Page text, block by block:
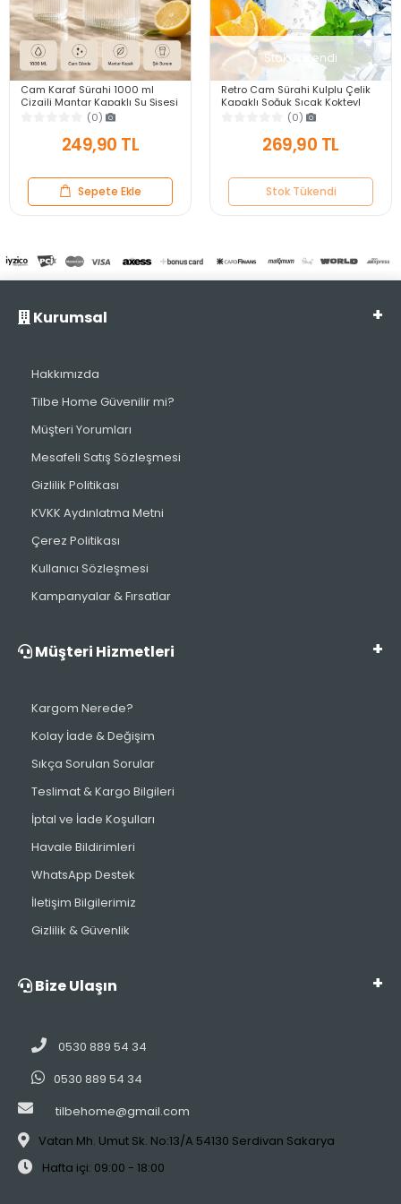
Cam Karaf Sürahi 1000 ml
Çizgili Mantar Kapaklı Su Şişesi
Başucu Sürahisi Still Cam
(0)
249,90 TL
Sepete Ekle
Stok Tükendi
Retro Cam Sürahi Kulplu Çelik
Kapaklı Soğuk Sıcak Kokteyl
Meşrubat Borosilikat Cam
Sürahisi 1500 ml
(0)
269,90 TL
Stok Tükendi
Kurumsal
Hakkımızda
Tilbe Home Güvenilir mi?
Müşteri Yorumları
Mesafeli Satış Sözleşmesi
Gizlilik Politikası
KVKK Aydınlatma Metni
Çerez Politikası
Kullanıcı Sözleşmesi
Kampanyalar & Fırsatlar
Müşteri Hizmetleri
Kargom Nerede?
Kolay İade & Değişim
Sıkça Sorulan Sorular
Teslimat & Kargo Bilgileri
İptal ve İade Koşulları
Havale Bildirimleri
WhatsApp Destek
İletişim Bilgilerimiz
Gizlilik & Güvenlik
Bize Ulaşın
0530 889 54 34
0530 889 54 34
tilbehome@gmail.com
Vatan Mh. Umut Sk. No:13/A 54130 Serdivan Sakarya
Hafta içi: 09:00 - 18:00